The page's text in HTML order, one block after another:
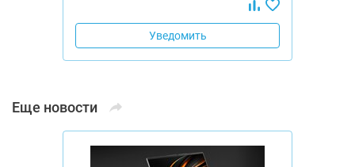
Уведомить
Еще новости